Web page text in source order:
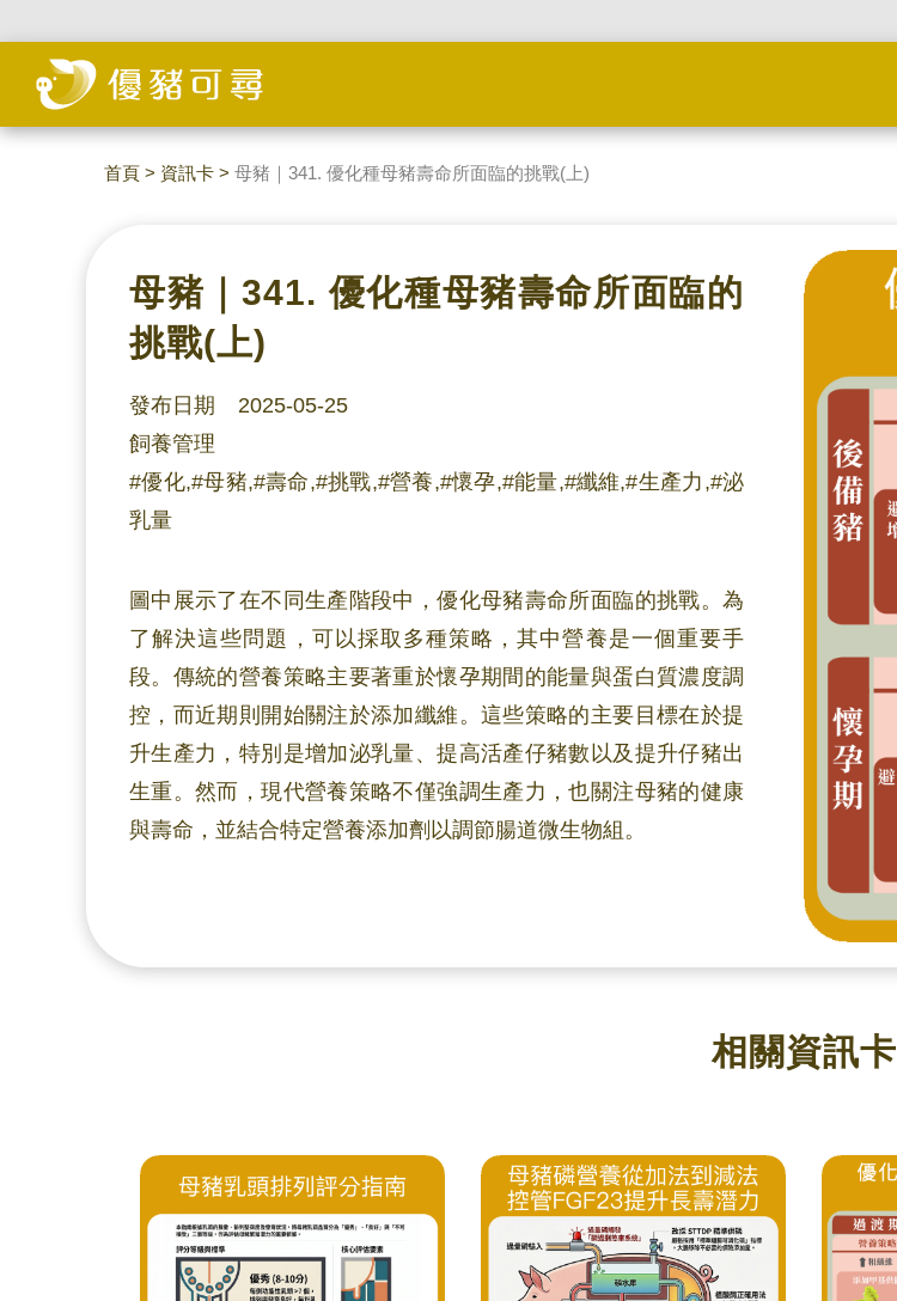
首頁 > 資訊卡 > 母豬｜341. 優化種母豬壽命所面臨的挑戰(上)
母豬｜341. 優化種母豬壽命所面臨的
挑戰(上)
發布日期 2025-05-25
飼養管理
#優化,#母豬,#壽命,#挑戰,#營養,#懷孕,#能量,#纖維,#生產力,#泌
乳量
圖中展示了在不同生產階段中，優化母豬壽命所面臨的挑戰。為
了解決這些問題，可以採取多種策略，其中營養是一個重要手
段。 傳統的營養策略主要著重於懷孕期間的能量與蛋白質濃度調
控，而近期則開始關注於添加纖維。這些策略的主要目標在於提
升生產力， 特別是增加泌乳量、提高活產仔豬數以及提升仔豬出
生重。然而，現代營養策略不僅強調生產力，也關注母豬的健康
與壽命， 並結合特定營養添加劑以調節腸道微生物組。
相關資訊卡